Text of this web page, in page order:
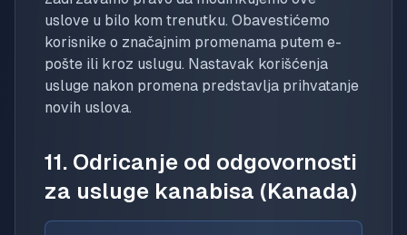
uslove u bilo kom trenutku. Obavestićemo
korisnike o značajnim promenama putem e-
pošte ili kroz uslugu. Nastavak korišćenja
usluge nakon promena predstavlja prihvatanje
novih uslova.
11. Odricanje od odgovornosti
za usluge kanabisa (Kanada)